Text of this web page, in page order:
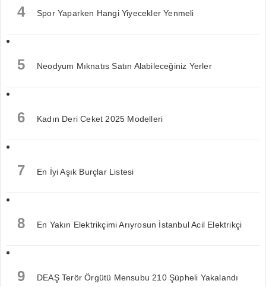
4 Spor Yaparken Hangi Yiyecekler Yenmeli
5 Neodyum Mıknatıs Satın Alabileceğiniz Yerler
6 Kadın Deri Ceket 2025 Modelleri
7 En İyi Aşık Burçlar Listesi
8 En Yakın Elektrikçimi Arıyrosun İstanbul Acil Elektrikçi
9 DEAŞ Terör Örgütü Mensubu 210 Şüpheli Yakalandı